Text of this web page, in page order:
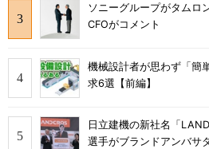
ソニーグループがタム
CFOがコメント
機械設計者が思わず「簡
求6選【前編】
日立建機の新社名「
選手がブランドアンバサ